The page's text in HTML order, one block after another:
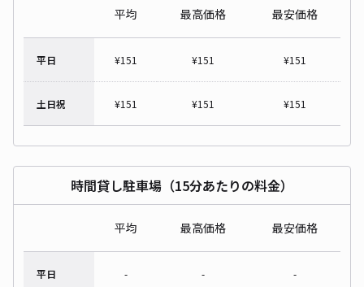
平均 最高価格 最安価格
平日 ¥151 ¥151 ¥151
土日祝 ¥151 ¥151 ¥151
時間貸し駐車場（15分あたりの料金）
平均 最高価格 最安価格
平日 - - -